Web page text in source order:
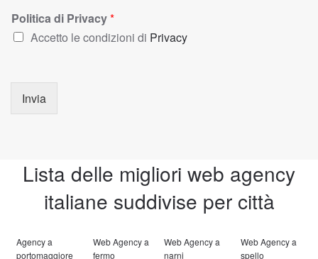
Politica di Privacy*
Accetto le condizioni di Privacy
Invia
Lista delle migliori web agency
italiane suddivise per città
Agency a
portomaggiore
Web Agency a
fermo
Web Agency a
narni
Web Agency a
spello